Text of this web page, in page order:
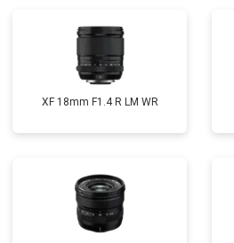
XF 18mm F1.4 R LM WR